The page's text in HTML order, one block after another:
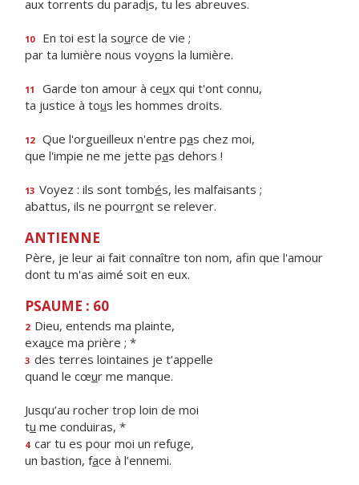
aux torrents du paradis, tu les abreuves.
10 En toi est la source de vie ;
par ta lumière nous voyons la lumière.
11 Garde ton amour à ceux qui t'ont connu,
ta justice à tous les hommes droits.
12 Que l'orgueilleux n'entre pas chez moi,
que l'impie ne me jette pas dehors !
13 Voyez : ils sont tombés, les malfaisants ;
abattus, ils ne pourront se relever.
ANTIENNE
Père, je leur ai fait connaître ton nom, afin que l'amour
dont tu m'as aimé soit en eux.
PSAUME : 60
2 Dieu, entends ma plainte,
exauce ma prière ; *
3 des terres lointaines je t’appelle
quand le cœur me manque.
Jusqu’au rocher trop loin de moi
tu me conduiras, *
4 car tu es pour moi un refuge,
un bastion, face à l’ennemi.